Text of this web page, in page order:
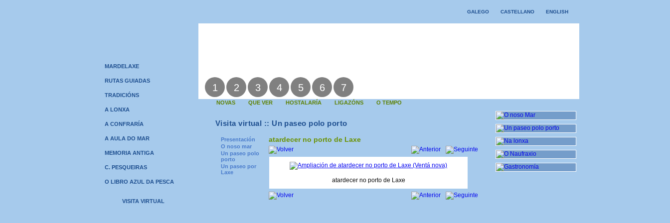
MARDELAXE
RUTAS GUIADAS
TRADICIÓNS
A LONXA
A CONFRARÍA
A AULA DO MAR
MEMORIA ANTIGA
C. PESQUEIRAS
O LIBRO AZUL DA PESCA
VISITA VIRTUAL
GALEGO CASTELLANO ENGLISH
1 2 3 4 5 6 7
NOVAS QUE VER HOSTALARÍA LIGAZÓNS O TEMPO
Visita virtual :: Un paseo polo porto
Presentación
O noso mar
Un paseo polo
porto
Un paseo por
Laxe
atardecer no porto de Laxe
atardecer no porto de Laxe